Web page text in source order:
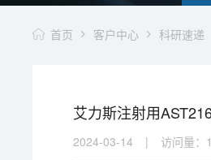
首页 客户中心 科研速递
艾力斯注射用
2024-03-14 | 访问量：